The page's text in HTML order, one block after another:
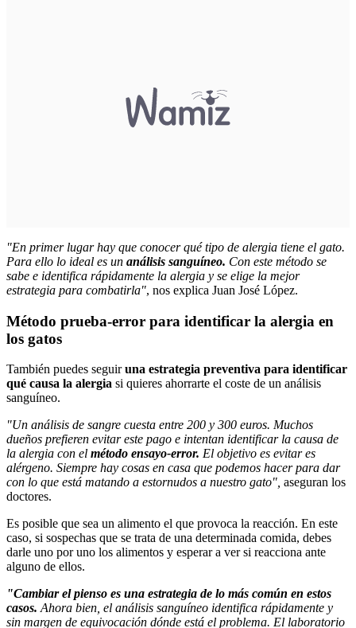
"En primer lugar hay que conocer qué tipo de alergia tiene el gato.
Para ello lo ideal es un análisis sanguíneo. Con este método se
sabe e identifica rápidamente la alergia y se elige la mejor
estrategia para combatirla", nos explica Juan José López.
Método prueba-error para identificar la alergia en
los gatos
También puedes seguiruna estrategia preventiva para identificar
qué causa la alergia si quieres ahorrarte el coste de un análisis
sanguíneo.
"Un análisis de sangre cuesta entre 200 y 300 euros. Muchos
dueños prefieren evitar este pago e intentan identificar la causa de
la alergia con el método ensayo-error. El objetivo es evitar es
alérgeno. Siempre hay cosas en casa que podemos hacer para dar
con lo que está matando a estornudos a nuestro gato", aseguran los
doctores.
Es posible que sea un alimento el que provoca la reacción. En este
caso, si sospechas que se trata de una determinada comida, debes
darle uno por uno los alimentos y esperar a ver si reacciona ante
alguno de ellos.
"Cambiar el pienso es una estrategia de lo más común en estos
casos. Ahora bien, el análisis sanguíneo identifica rápidamente y
sin margen de equivocación dónde está el problema. El laboratorio